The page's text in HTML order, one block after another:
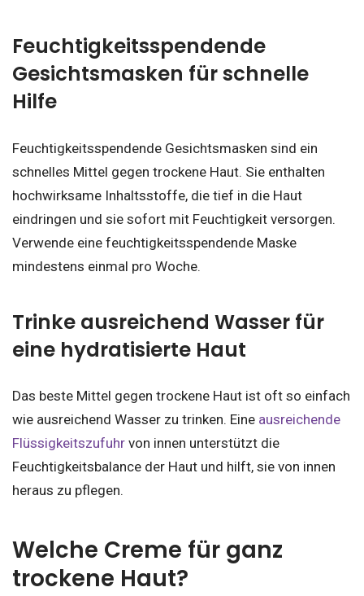
Feuchtigkeitsspendende
Gesichtsmasken für schnelle
Hilfe
Feuchtigkeitsspendende Gesichtsmasken sind ein
schnelles Mittel gegen trockene Haut. Sie enthalten
hochwirksame Inhaltsstoffe, die tief in die Haut
eindringen und sie sofort mit Feuchtigkeit versorgen.
Verwende eine feuchtigkeitsspendende Maske
mindestens einmal pro Woche.
Trinke ausreichend Wasser für
eine hydratisierte Haut
Das beste Mittel gegen trockene Haut ist oft so einfach
wie ausreichend Wasser zu trinken. Eine ausreichende
Flüssigkeitszufuhr von innen unterstützt die
Feuchtigkeitsbalance der Haut und hilft, sie von innen
heraus zu pflegen.
Welche Creme für ganz
trockene Haut?